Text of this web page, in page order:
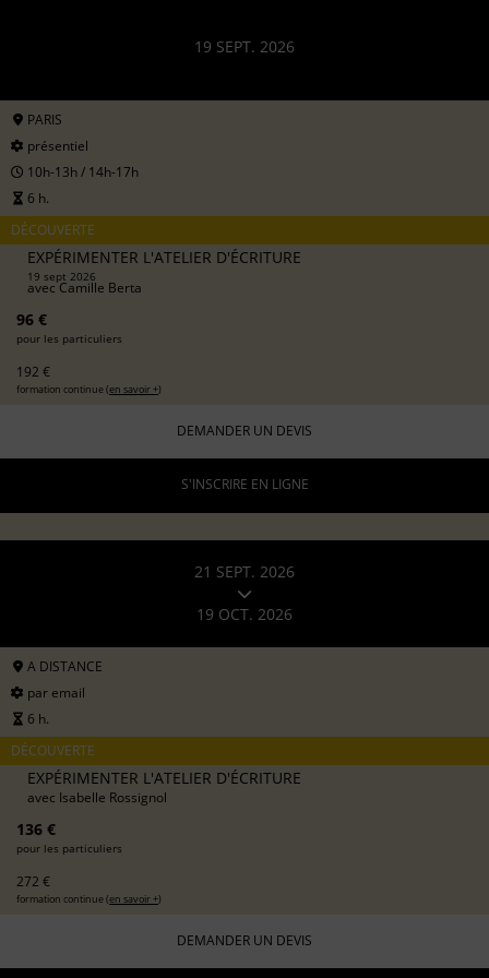
19 SEPT. 2026
PARIS
présentiel
10h-13h / 14h-17h
6 h.
DÉCOUVERTE
EXPÉRIMENTER L'ATELIER D'ÉCRITURE
19 sept 2026
avecCamille Berta
96 €
pour les particuliers
192 €
formation continue (en savoir +)
DEMANDER UN DEVIS
S'INSCRIRE EN LIGNE
21 SEPT. 2026
19 OCT. 2026
A DISTANCE
par email
6 h.
DÉCOUVERTE
EXPÉRIMENTER L'ATELIER D'ÉCRITURE
avec Isabelle Rossignol
136 €
pour les particuliers
272 €
formation continue (en savoir +)
DEMANDER UN DEVIS